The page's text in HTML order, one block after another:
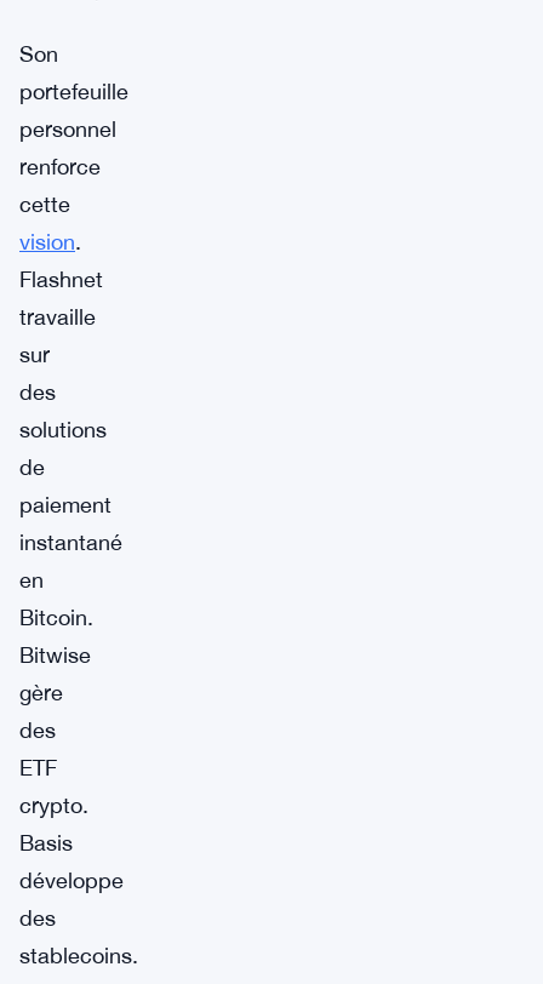
Son
portefeuille
personnel
renforce
cette
vision.
Flashnet
travaille
sur
des
solutions
de
paiement
instantané
en
Bitcoin.
Bitwise
gère
des
ETF
crypto.
Basis
développe
des
stablecoins.